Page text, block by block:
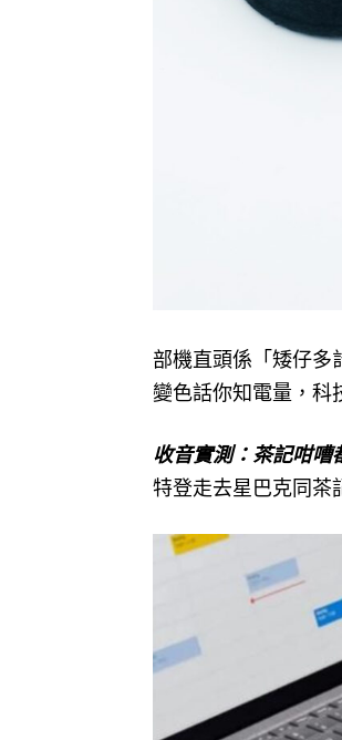
部機直頭係「矮仔多
變色話你知電量，科
收音實測：茶記咁嘈
特登走去星巴克同茶